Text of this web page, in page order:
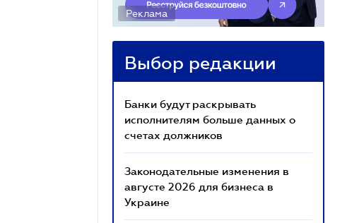
Реклама
Выбор редакции
Банки будут раскрывать
исполнителям больше данных о
счетах должников
Законодательные изменения в
августе 2026 для бизнеса в
Украине